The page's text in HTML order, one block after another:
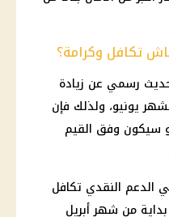
تكافل وكرامة؟
رسمي عن زيادة
يونيو، ولذلك فإن
يوم الاثنين 15 يونيو سيكون وفق القيم
الدعم النقدي تكافل
بداية من شهر أبريل